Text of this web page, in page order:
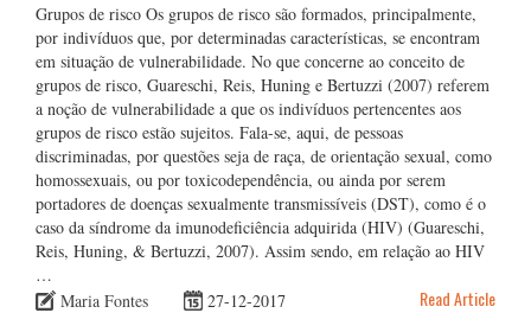
Grupos de risco Os grupos de risco são formados, principalmente,
por indivíduos que, por determinadas características, se encontram
em situação de vulnerabilidade. No que concerne ao conceito de
grupos de risco, Guareschi, Reis, Huning e Bertuzzi (2007) referem
a noção de vulnerabilidade a que os indivíduos pertencentes aos
grupos de risco estão sujeitos. Fala-se, aqui, de pessoas
discriminadas, por questões seja de raça, de orientação sexual, como
homossexuais, ou por toxicodependência, ou ainda por serem
portadores de doenças sexualmente transmissíveis (DST), como é o
caso da síndrome da imunodeficiência adquirida (HIV) (Guareschi,
Reis, Huning, & Bertuzzi, 2007). Assim sendo, em relação ao HIV
…
Maria Fontes
27-12-2017 Read Article